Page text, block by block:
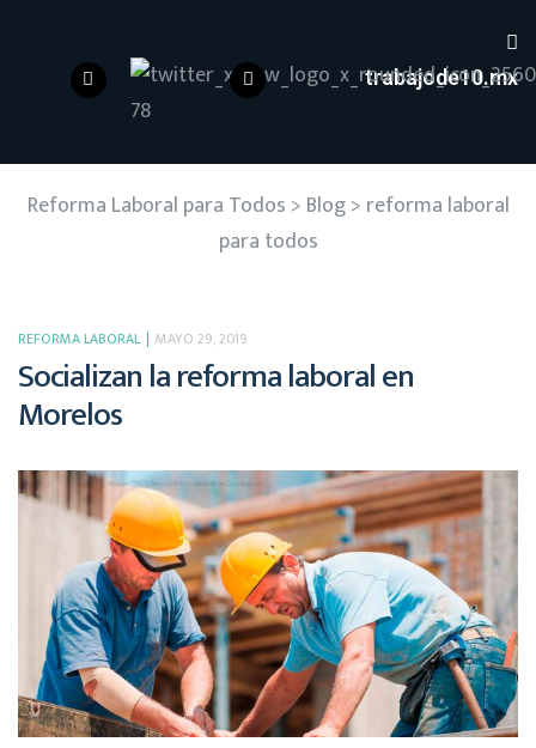
trabajode10.mx
Reforma Laboral para Todos > Blog> reforma laboral
para todos
REFORMA LABORAL MAYO 29, 2019
Socializan la reforma laboral en
Morelos